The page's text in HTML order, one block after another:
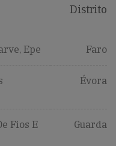
Distrito
Epe Faro
Évora
Fios E
Guarda